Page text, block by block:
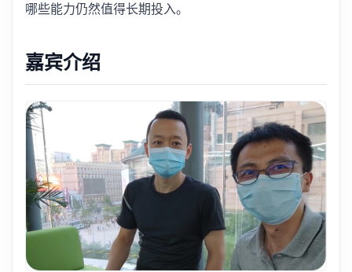
哪些能力仍然值得长期投入。
嘉宾介绍